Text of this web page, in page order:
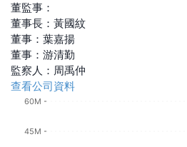
董監事：
董事長 ： 黃國紋
董事 ： 葉嘉揚
董事 ： 游清勤
監察人 ： 周禹仲
查看公司資料
45M
60M